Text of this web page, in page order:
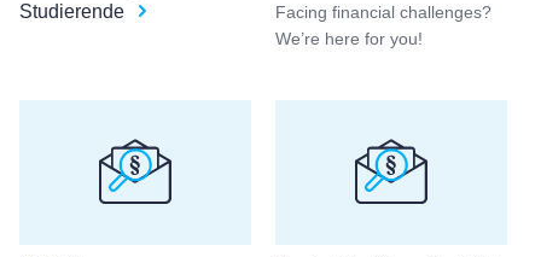
Studierende
Facing financial challenges?
We’re here for you!